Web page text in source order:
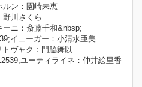
ルン：園崎未恵
野川さくら
ーニ：斎藤千和&nbsp;
イェーガー：小清水亜美
ヴャク：門脇舞以
ユーティライネ：仲井絵里香